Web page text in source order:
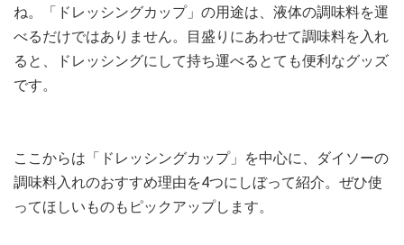
ね。「ドレッシングカップ」の用途は、液体の調味料を運
べるだけではありません。目盛りにあわせて調味料を入れ
ると、ドレッシングにして持ち運べるとても便利なグッズ
です。
ここからは「ドレッシングカップ」を中心に、ダイソーの
調味料入れのおすすめ理由を4つにしぼって紹介。ぜひ使
ってほしいものもピックアップします。